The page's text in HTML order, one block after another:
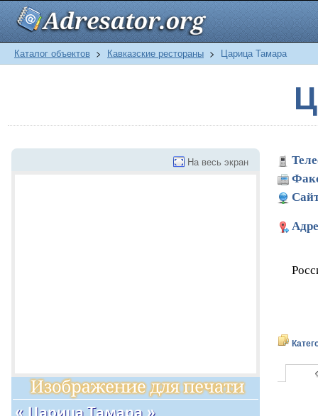
Каталог объектов > Кавказские рестораны > Царица Тамара
На весь экран